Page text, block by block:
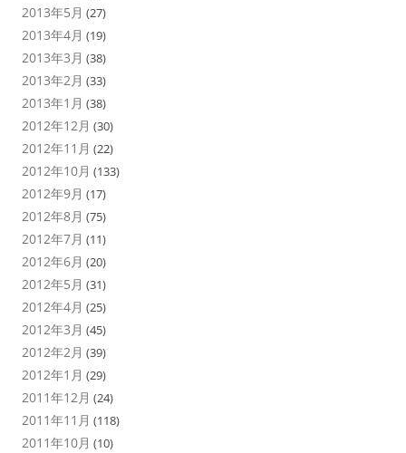
2013年5月 (27)
2013年4月 (19)
2013年3月 (38)
2013年2月 (33)
2013年1月 (38)
2012年12月 (30)
2012年11月 (22)
2012年10月 (133)
2012年9月 (17)
2012年8月 (75)
2012年7月 (11)
2012年6月 (20)
2012年5月 (31)
2012年4月 (25)
2012年3月 (45)
2012年2月 (39)
2012年1月 (29)
2011年12月 (24)
2011年11月 (118)
2011年10月 (10)